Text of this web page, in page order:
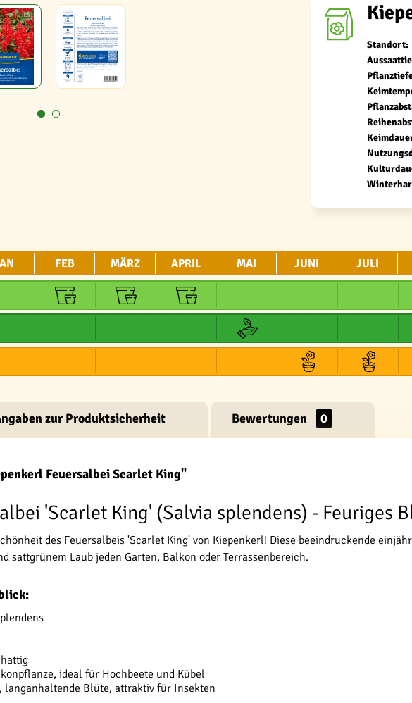
Standort:
FEB MÄRZ APRIL MAI JUNI JULI
zur Produktsicherheit Bewertungen 0
Feuersalbei Scarlet King"
'Scarlet King' (Salvia splendens) - Feuriges
des Feuersalbeis 'Scarlet King' von Kiepenkerl! Diese beeindruckende
sattgrünem Laub jeden Garten, Balkon oder Terrassenbereich.
ideal für Hochbeete und Kübel
langanhaltende Blüte, attraktiv für Insekten